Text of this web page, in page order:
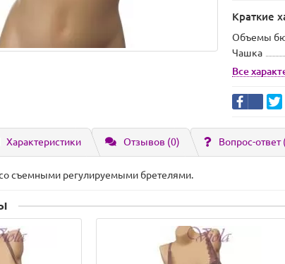
Краткие
Объемы
Чашка
Все
Характеристики Отзывов (0) Вопрос-ответ
съемными регулируемыми бретелями.